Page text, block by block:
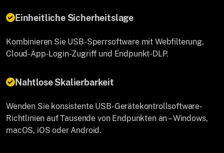
Einheitliche Sicherheitslage
Kombinieren Sie USB-Sperrsoftware mit Webfilterung,
Cloud-App-Login-Zugriff und Endpunkt-DLP.
Nahtlose Skalierbarkeit
Wenden Sie konsistente USB-Gerätekontrollsoftware-
Richtlinien auf Tausende von Endpunkten an – Windows,
macOS, iOS oder Android.